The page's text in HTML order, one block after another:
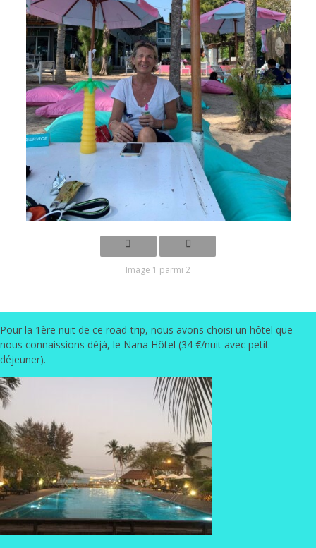
Image 1 parmi 2
Pour la 1ère nuit de ce road-trip, nous avons choisi un hôtel que
nous connaissions déjà, le Nana Hôtel (34 €/nuit avec petit
déjeuner).